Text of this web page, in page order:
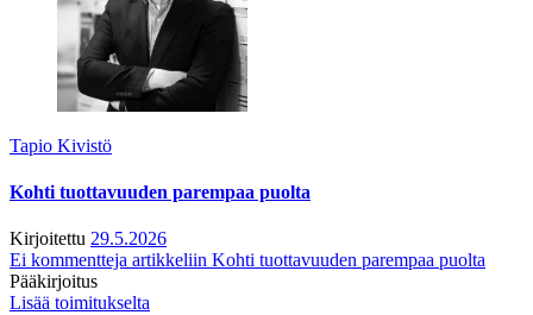
Tapio Kivistö
Kohti tuottavuuden parempaa puolta
Kirjoitettu 29.5.2026
Ei kommentteja artikkeliin Kohti tuottavuuden parempaa puolta
Pääkirjoitus
Lisää toimitukselta